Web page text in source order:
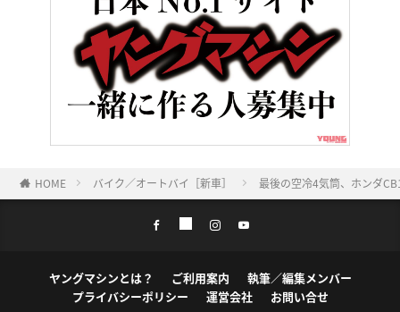
HOME バイク／オートバイ［新車］ 最後の空冷4気筒、ホンダ
ヤングマシンとは？ ご利用案内
執筆／編集メンバー
プライバシーポリシー
運営会社 お問い合せ